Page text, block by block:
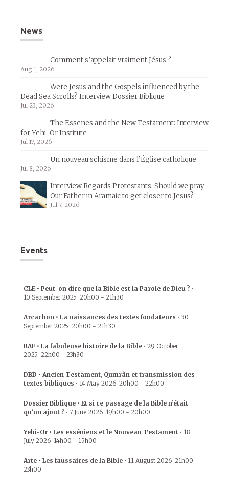
News
Comment s’appelait vraiment Jésus ?
Aug 1, 2026
Were Jesus and the Gospels influenced by the
Dead Sea Scrolls? Interview Dossier Biblique
Jul 23, 2026
The Essenes and the New Testament: Interview
for Yehi-Or Institute
Jul 17, 2026
Un nouveau schisme dans l’Église catholique
Jul 8, 2026
Interview Regards Protestants: Should we pray
Our Father in Aramaic to get closer to Jesus?
Jul 7, 2026
Events
CLE • Peut-on dire que la Bible est la Parole de Dieu ? •
10 September 2025 20h00 - 21h30
Arcachon • La naissances des textes fondateurs • 30
September 2025 20h00 - 21h30
RAF • La fabuleuse histoire de la Bible • 29 October
2025 22h00 - 23h30
DBD • Ancien Testament, Qumrân et transmission des
textes bibliques • 14 May 2026 20h00 - 22h00
Dossier Biblique • Et si ce passage de la Bible n’était
qu’un ajout ? • 7 June 2026 19h00 - 20h00
Yehi-Or • Les esséniens et le Nouveau Testament • 18
July 2026 14h00 - 15h00
Arte • Les faussaires de la Bible • 11 August 2026 21h00 -
23h00